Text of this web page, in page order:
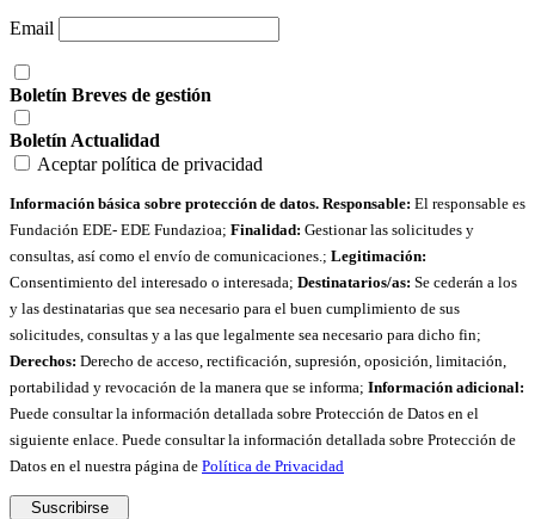
Email
Boletín Breves de gestión
Boletín Actualidad
Aceptar política de privacidad
Información básica sobre protección de datos. Responsable: El responsable es
Fundación EDE- EDE Fundazioa; Finalidad: Gestionar las solicitudes y
consultas, así como el envío de comunicaciones.; Legitimación:
Consentimiento del interesado o interesada; Destinatarios/as: Se cederán a los
y las destinatarias que sea necesario para el buen cumplimiento de sus
solicitudes, consultas y a las que legalmente sea necesario para dicho fin;
Derechos: Derecho de acceso, rectificación, supresión, oposición, limitación,
portabilidad y revocación de la manera que se informa; Información adicional:
Puede consultar la información detallada sobre Protección de Datos en el
siguiente enlace. Puede consultar la información detallada sobre Protección de
Datos en el nuestra página de Política de Privacidad